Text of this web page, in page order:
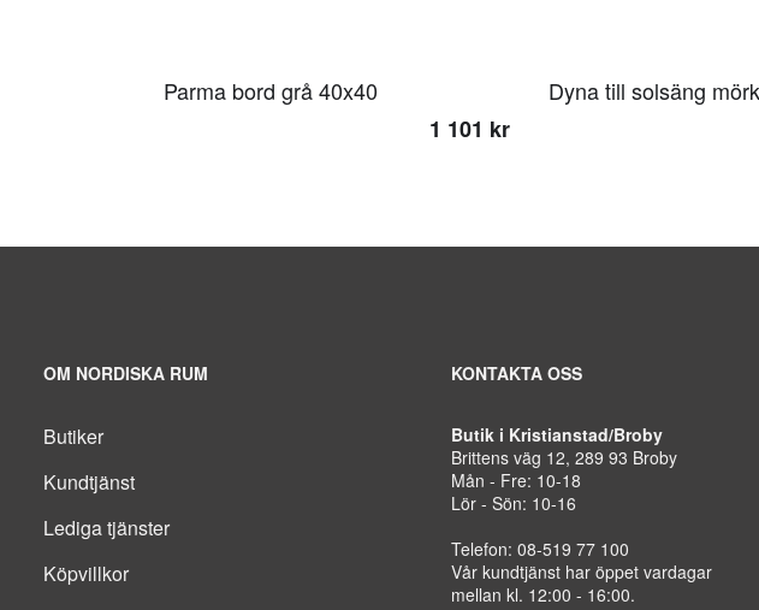
Parma bord grå 40x40
1 101 kr
Dyna till solsäng
OM NORDISKA RUM
Butiker
Kundtjänst
Lediga tjänster
Köpvillkor
KONTAKTA OSS
Butik i Kristianstad/Broby
Brittens väg 12, 289 93 Broby
Mån - Fre: 10-18
Lör - Sön: 10-16
Telefon: 08-519 77 100
Vår kundtjänst har öppet vardagar
mellan kl. 12:00 - 16:00.